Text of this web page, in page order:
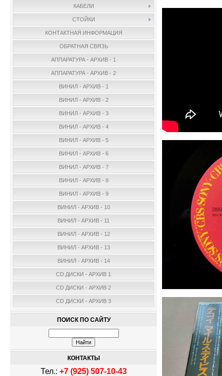
КАБЕЛИ
СТОЙКИ
КОНТАКТНАЯ ИНФОРМАЦИЯ
ОБРАТНАЯ СВЯЗЬ
АППАРАТУРА - АРХИВ - 1
АППАРАТУРА - АРХИВ - 2
ВИНИЛ - АРХИВ - 1
ВИНИЛ - АРХИВ - 2
ВИНИЛ - АРХИВ - 3
ВИНИЛ - АРХИВ - 4
ВИНИЛ - АРХИВ - 5
ВИНИЛ - АРХИВ - 6
ВИНИЛ - АРХИВ - 7
ВИНИЛ - АРХИВ - 8
ВИНИЛ - АРХИВ - 9
ВИНИЛ - АРХИВ - 10
ВИНИЛ - АРХИВ - 11
ВИНИЛ - АРХИВ - 12
ВИНИЛ - АРХИВ - 13
ВИНИЛ - АРХИВ - 14
CD ДИСКИ - АРХИВ 1
CD ДИСКИ - АРХИВ 2
CD ДИСКИ - АРХИВ 3
ПОИСК ПО САЙТУ
КОНТАКТЫ
Тел.: +7 (925) 507-10-43